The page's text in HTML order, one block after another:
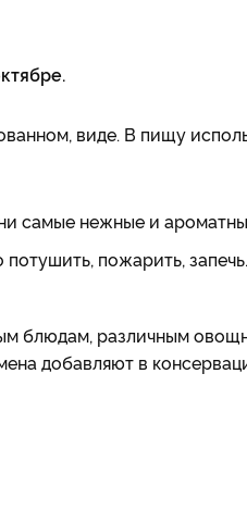
виде. В пищу
самые нежные и
пожарить, запечь.
блюдам, различным
добавляют в